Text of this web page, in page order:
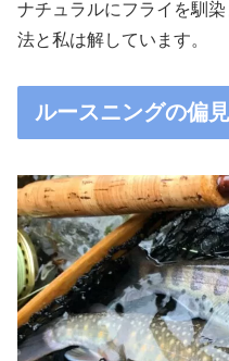
ナチュラルにフライを馴
法と私は解しています。
ルースニングの偏